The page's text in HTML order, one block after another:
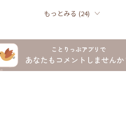
もっとみる (24)